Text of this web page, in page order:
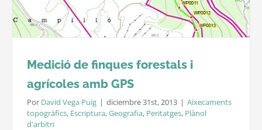
Medició de finques forestals i
agrícoles amb GPS
Por David Vega Puig | diciembre 31st, 2013 | Aixecaments
topogràfics, Escriptura,Geografia, Peritatges, Plànol
d'arbitri